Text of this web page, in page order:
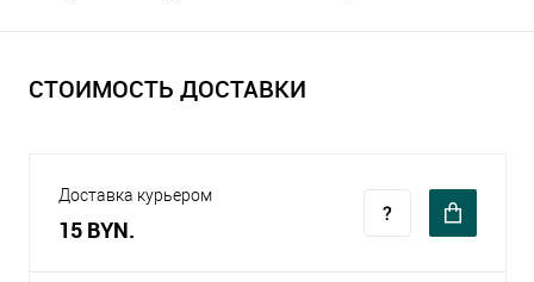
СТОИМОСТЬ ДОСТАВКИ
Доставка курьером
15 BYN.